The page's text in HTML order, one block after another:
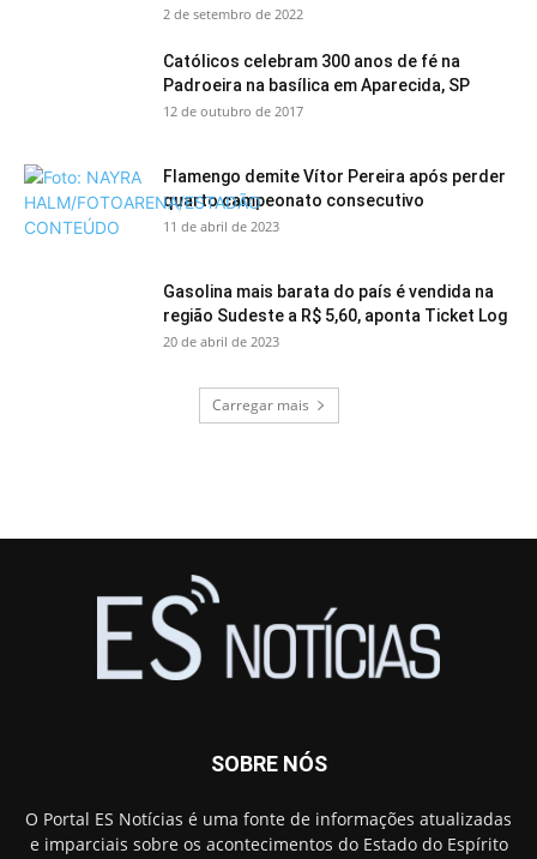
2 de setembro de 2022
Católicos celebram 300 anos de fé na
Padroeira na basílica em Aparecida, SP
12 de outubro de 2017
Flamengo demite Vítor Pereira após perder
quarto campeonato consecutivo
11 de abril de 2023
Gasolina mais barata do país é vendida na
região Sudeste a R$ 5,60, aponta Ticket Log
20 de abril de 2023
Carregar mais
SOBRE NÓS
O Portal ES Notícias é uma fonte de informações atualizadas
e imparciais sobre os acontecimentos do Estado do Espírito